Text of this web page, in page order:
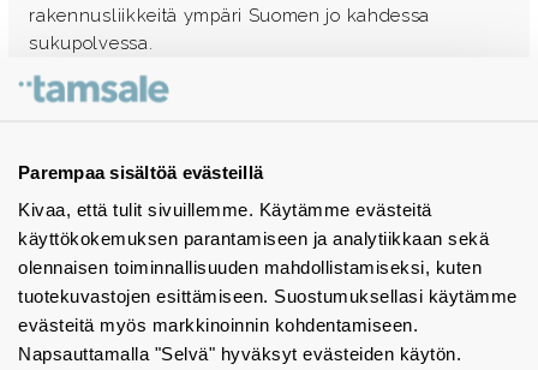
Parempaa sisältöä evästeillä
Kivaa, että tulit sivuillemme. Käytämme evästeitä
käyttökokemuksen parantamiseen ja analytiikkaan sekä
olennaisen toiminnallisuuden mahdollistamiseksi, kuten
tuotekuvastojen esittämiseen. Suostumuksellasi käytämme
evästeitä myös markkinoinnin kohdentamiseen.
Napsauttamalla "Selvä" hyväksyt evästeiden käytön.
rakennusliikkeitä ympäri Suomen jo kahdessa
sukupolvessa.
Ota yhteyttä - autamme mielellämme
Tuotekuvastot
Instagram
BIM-objektit
Yhteystiedot
Tiedotteet